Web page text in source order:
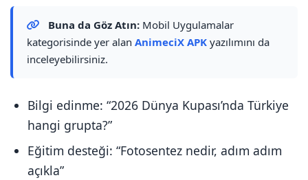
Buna da Göz Atın: Mobil Uygulamalar
kategorisinde yer alan AnimeciX APK yazılımını da
inceleyebilirsiniz.
Bilgi edinme: “2026 Dünya Kupası’nda Türkiye
hangi grupta?”
Eğitim desteği: “Fotosentez nedir, adım adım
açıkla”